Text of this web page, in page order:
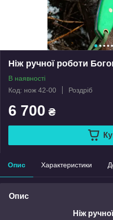
Ніж ручної роботи
В наявності
Код: нож 42-00
Роздріб
6 700 ₴
Опис Характеристики
Опис
Ніж